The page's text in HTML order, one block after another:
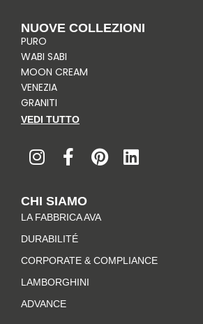
NUOVE COLLEZIONI
PURO
WABI SABI
MOON CREAM
VENEZIA
GRANITI
VEDI TUTTO
n
s
a
g
r
a
m
a
c
b
o
o
k
-
f
i
n
r
s
i
n
n
CHI SIAMO
LA FABBRICA AVA
DURABILITÉ
CORPORATE & COMPLIANCE
LAMBORGHINI
ADVANCE